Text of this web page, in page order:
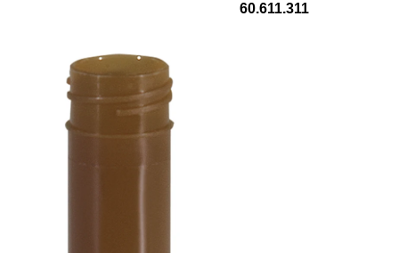
60.611.311